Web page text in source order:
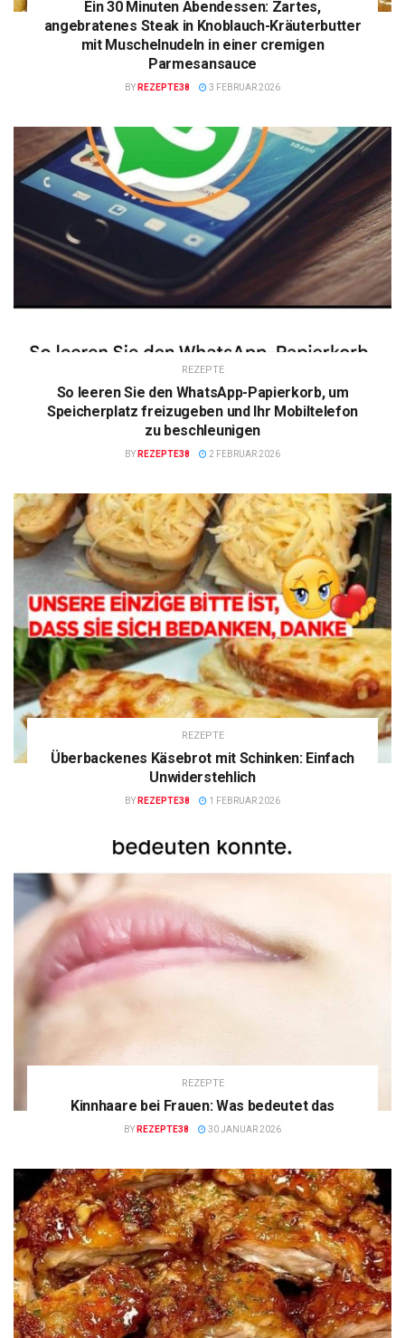
Ein 30 Minuten Abendessen: Zartes,
angebratenes Steak in Knoblauch-Kräuterbutter
mit Muschelnudeln in einer cremigen
Parmesansauce
BY REZEPTE38 3 FEBRUAR 2026
REZEPTE
So leeren Sie den WhatsApp-Papierkorb, um
Speicherplatz freizugeben und Ihr Mobiltelefon
zu beschleunigen
BY REZEPTE38 2 FEBRUAR 2026
REZEPTE
Überbackenes Käsebrot mit Schinken: Einfach
Unwiderstehlich
BY REZEPTE38 1 FEBRUAR 2026
REZEPTE
Kinnhaare bei Frauen: Was bedeutet das
BY REZEPTE38 30 JANUAR 2026